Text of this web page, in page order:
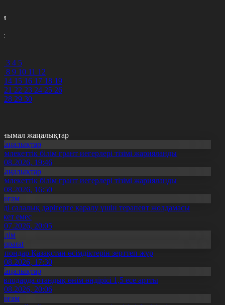
3 4 5
8 9 10 11 12
14 15 16 17 18 19
21 22 23 24 25 26
28 29 30
жаңалықтар
білім грант иегерлері тізімі жарияланды
19:46
білім грант иегерлері тізімі жарияланды
16:50
салалық дәрігерге қаралу үшін терапевт жолдамасы
емес
20:05
Қазақстан өсімдіктерін зерттеп жүр
17:30
отандық өнім өндірісі 1,5 есе артты
20:06